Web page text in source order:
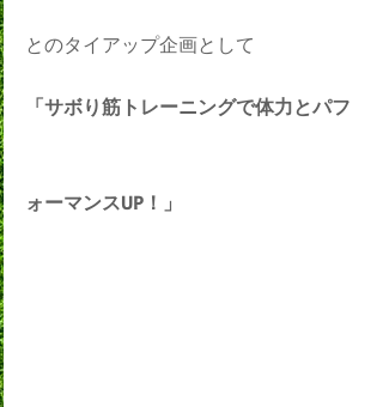
とのタイアップ企画として
「サボり筋トレーニングで体力とパフ
ォーマンスUP！」